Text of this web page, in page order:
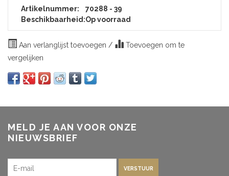
Artikelnummer:
70288 - 39
Beschikbaarheid:Op voorraad
Aan verlanglijst toevoegen /
Toevoegen om te
vergelijken
MELD JE AAN VOOR ONZE
NIEUWSBRIEF
VERSTUUR